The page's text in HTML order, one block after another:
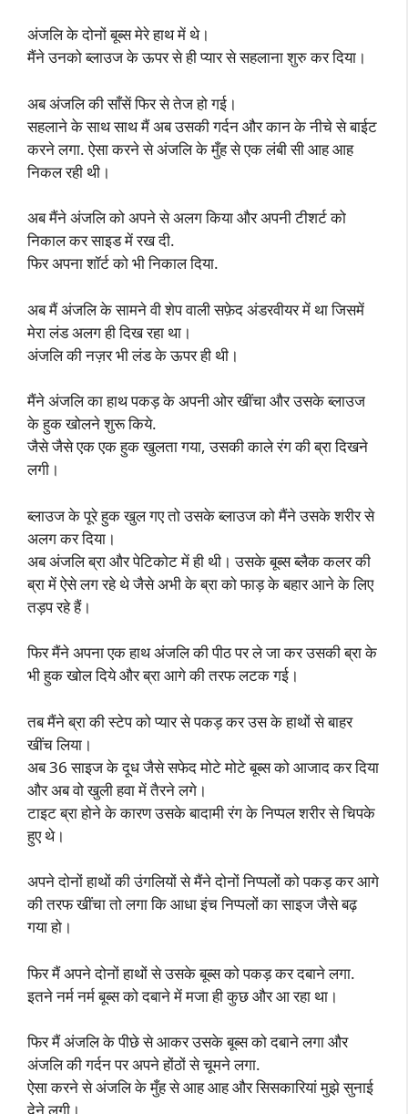
अंजलि के दोनों बूब्स मेरे हाथ में थे।
मैंने उनको ब्लाउज के ऊपर से ही प्यार से सहलाना शुरु कर दिया।
अब अंजलि की साँसें फिर से तेज हो गई।
सहलाने के साथ साथ मैं अब उसकी गर्दन और कान के नीचे से बाईट
करने लगा. ऐसा करने से अंजलि के मुँह से एक लंबी सी आह आह
निकल रही थी।
अब मैंने अंजलि को अपने से अलग किया और अपनी टीशर्ट को
निकाल कर साइड में रख दी.
फिर अपना शॉर्ट को भी निकाल दिया.
अब मैं अंजलि के सामने वी शेप वाली सफ़ेद अंडरवीयर में था जिसमें
मेरा लंड अलग ही दिख रहा था।
अंजलि की नज़र भी लंड के ऊपर ही थी।
मैंने अंजलि का हाथ पकड़ के अपनी ओर खींचा और उसके ब्लाउज
के हुक खोलने शुरू किये.
जैसे जैसे एक एक हुक खुलता गया, उसकी काले रंग की ब्रा दिखने
लगी।
ब्लाउज के पूरे हुक खुल गए तो उसके ब्लाउज को मैंने उसके शरीर से
अलग कर दिया।
अब अंजलि ब्रा और पेटिकोट में ही थी। उसके बूब्स ब्लैक कलर की
ब्रा में ऐसे लग रहे थे जैसे अभी के ब्रा को फाड़ के बहार आने के लिए
तड़प रहे हैं।
फिर मैंने अपना एक हाथ अंजलि की पीठ पर ले जा कर उसकी ब्रा के
भी हुक खोल दिये और ब्रा आगे की तरफ लटक गई।
तब मैंने ब्रा की स्टेप को प्यार से पकड़ कर उस के हाथों से बाहर
खींच लिया।
अब 36 साइज के दूध जैसे सफेद मोटे मोटे बूब्स को आजाद कर दिया
और अब वो खुली हवा में तैरने लगे।
टाइट ब्रा होने के कारण उसके बादामी रंग के निप्पल शरीर से चिपके
हुए थे।
अपने दोनों हाथों की उंगलियों से मैंने दोनों निप्पलों को पकड़ कर आगे
की तरफ खींचा तो लगा कि आधा इंच निप्पलों का साइज जैसे बढ़
गया हो।
फिर मैं अपने दोनों हाथों से उसके बूब्स को पकड़ कर दबाने लगा.
इतने नर्म नर्म बूब्स को दबाने में मजा ही कुछ और आ रहा था।
फिर मैं अंजलि के पीछे से आकर उसके बूब्स को दबाने लगा और
अंजलि की गर्दन पर अपने होंठों से चूमने लगा.
ऐसा करने से अंजलि के मुँह से आह आह और सिसकारियां मुझे सुनाई